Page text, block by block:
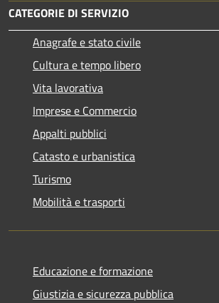
CATEGORIE DI SERVIZIO
Anagrafe e stato civile
Cultura e tempo libero
Vita lavorativa
Imprese e Commercio
Appalti pubblici
Catasto e urbanistica
Turismo
Mobilità e trasporti
Educazione e formazione
Giustizia e sicurezza pubblica